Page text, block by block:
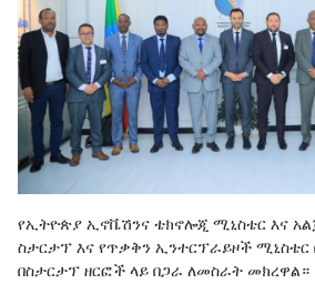
የኢትዮጵያ ኢኖቬሽንና ቴክኖሎጂ ሚኒስቴር እና
ስታርታፕ እና የጥቃቅን ኢንተርፕራይዞች ሚኒስቴር
በስታርታፕ ዘርፎች ላይ በጋራ ለመስራት መክረዋል።